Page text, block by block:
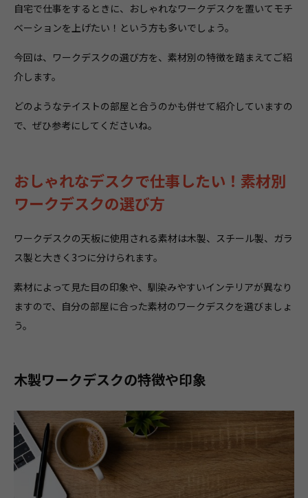
自宅で仕事をするときに、おしゃれなワークデスクを置いてモチ
ベーションを上げたい！という方も多いでしょう。
今回は、ワークデスクの選び方を、素材別の特徴を踏まえてご紹
介します。
どのようなテイストの部屋と合うのかも併せて紹介していますの
で、ぜひ参考にしてくださいね。
おしゃれなデスクで仕事したい！素材別
ワークデスクの選び方
ワークデスクの天板に使用される素材は木製、スチール製、ガラ
ス製と大きく3つに分けられます。
素材によって見た目の印象や、馴染みやすいインテリアが異なり
ますので、自分の部屋に合った素材のワークデスクを選びましょ
う。
木製ワークデスクの特徴や印象